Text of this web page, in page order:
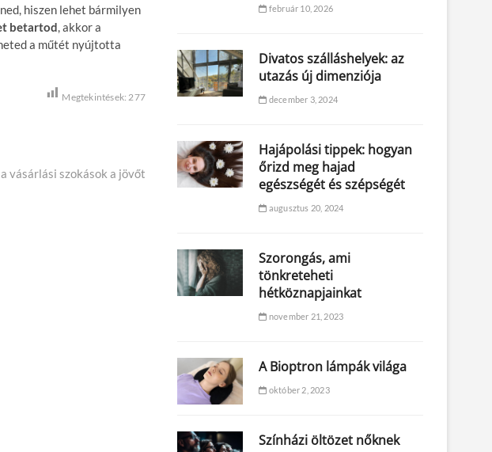
hiszen lehet bármilyen
betartod, akkor a
a műtét nyújtotta
Megtekintések: 277
vásárlási szokások a jövőt
február 10, 2026
Divatos szálláshelyek: az
utazás új dimenziója
december 3, 2024
Hajápolási tippek: hogyan
őrizd meg hajad
egészségét és szépségét
augusztus 20, 2024
Szorongás, ami
tönkreteheti
hétköznapjainkat
november 21, 2023
A Bioptron lámpák világa
október 2, 2023
Színházi öltözet nőknek